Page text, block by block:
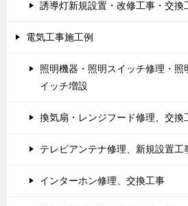
誘導灯新規設置・改修工事・交換
電気工事施工例
照明機器・照明スイッチ修理・照
イッチ増設
換気扇・レンジフード修理、交換
テレビアンテナ修理、新規設置工
インターホン修理、交換工事